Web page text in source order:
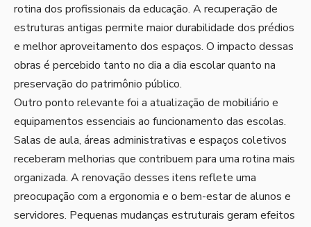
rotina dos profissionais da educação. A recuperação de
estruturas antigas permite maior durabilidade dos prédios
e melhor aproveitamento dos espaços. O impacto dessas
obras é percebido tanto no dia a dia escolar quanto na
preservação do patrimônio público.
Outro ponto relevante foi a atualização de mobiliário e
equipamentos essenciais ao funcionamento das escolas.
Salas de aula, áreas administrativas e espaços coletivos
receberam melhorias que contribuem para uma rotina mais
organizada. A renovação desses itens reflete uma
preocupação com a ergonomia e o bem-estar de alunos e
servidores. Pequenas mudanças estruturais geram efeitos